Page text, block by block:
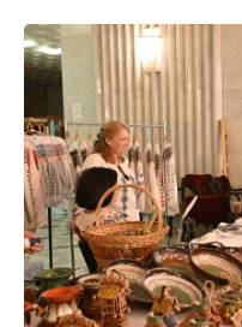
Креста в Молдове